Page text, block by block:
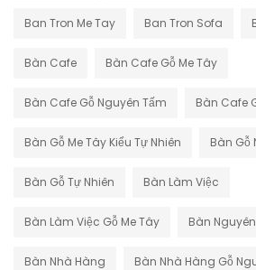
Ban Tron Me Tay Ban Tron Sofa
Bàn Cafe Bàn Cafe Gỗ Me Tây
Bàn Cafe Gỗ Nguyên Tấm Bàn Cafe
Bàn Gỗ Me Tây Kiểu Tự Nhiên Bàn Gỗ
Bàn Gỗ Tự Nhiên Bàn Làm Việc
Bàn Làm Việc Gỗ Me Tây Bàn
Bàn Nhà Hàng Bàn Nhà Hàng Gỗ